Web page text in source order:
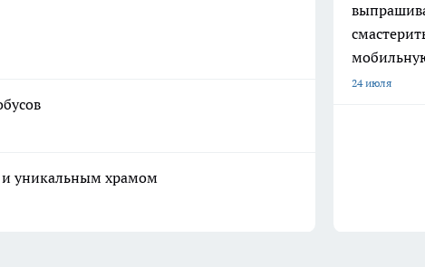
и уникальным храмом
24 июля